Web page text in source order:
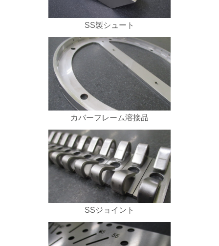
SS製シュート
カバーフレーム溶接品
SSジョイント